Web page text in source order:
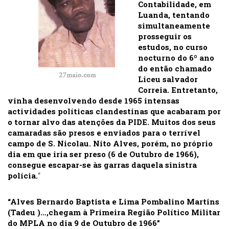
Contabilidade, em
Luanda, tentando
simultaneamente
prosseguir os
estudos, no curso
nocturno do 6º ano
do então chamado
Liceu salvador
Correia. Entretanto,
vinha desenvolvendo desde 1965 intensas
actividades políticas clandestinas que acabaram por
o tornar alvo das atenções da PIDE. Muitos dos seus
camaradas são presos e enviados para o terrível
campo de S. Nicolau. Nito Alves, porém, no próprio
dia em que iria ser preso (6 de Outubro de 1966),
consegue escapar-se às garras daquela sinistra
polícia.“
“Alves Bernardo Baptista e Lima Pombalino Martins
(Tadeu )…,chegam à Primeira Região Político Militar
do MPLA no dia 9 de Outubro de 1966”